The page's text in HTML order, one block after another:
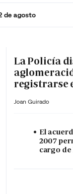
de agosto
La Policía
registrarse
Joan Guirado
El
2007
cargo